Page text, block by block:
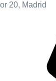
20, Madrid